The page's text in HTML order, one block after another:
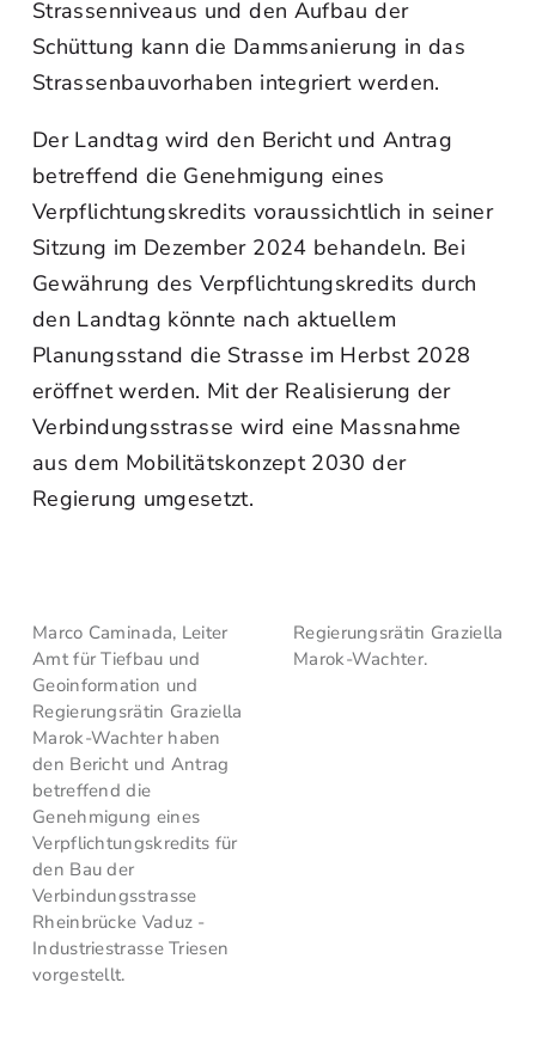
Strassenniveaus und den Aufbau der
Schüttung kann die Dammsanierung in das
Strassenbauvorhaben integriert werden.
Der Landtag wird den Bericht und Antrag
betreffend die Genehmigung eines
Verpflichtungskredits voraussichtlich in seiner
Sitzung im Dezember 2024 behandeln. Bei
Gewährung des Verpflichtungskredits durch
den Landtag könnte nach aktuellem
Planungsstand die Strasse im Herbst 2028
eröffnet werden. Mit der Realisierung der
Verbindungsstrasse wird eine Massnahme
aus dem Mobilitätskonzept 2030 der
Regierung umgesetzt.
Marco Caminada, Leiter
Amt für Tiefbau und
Geoinformation und
Regierungsrätin Graziella
Marok-Wachter haben
den Bericht und Antrag
betreffend die
Genehmigung eines
Verpflichtungskredits für
den Bau der
Verbindungsstrasse
Rheinbrücke Vaduz -
Industriestrasse Triesen
vorgestellt.
Regierungsrätin Graziella
Marok-Wachter.